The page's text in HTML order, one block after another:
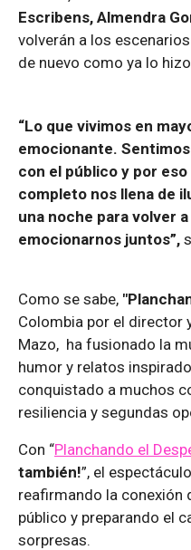
Escribens, Almendra
volverán a los
de nuevo como ya lo
“Lo que vivimos en
emocionante.
con el público y por
completo nos llena de
una noche para volver
emocionarnos juntos”,
Como se sabe,
Colombia por el director
Mazo, ha fusionado la
humor y relatos
conquistado a muchos
resiliencia y segundas
Con “Planchando el
también!”, el
reafirmando la conexión
público y preparando el
sorpresas.